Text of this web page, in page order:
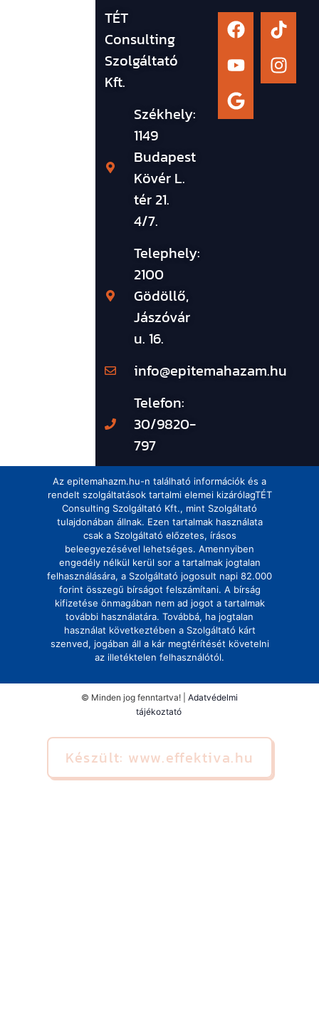
TÉT
Consulting
Szolgáltató
Kft.
Székhely:
1149
Budapest
Kövér L.
tér 21.
4/7.
Telephely:
2100
Gödöllő,
Jászóvár
u. 16.
info@epitemahazam.hu
Telefon:
30/9820-
797
Az epitemahazm.hu-n található információk és a
rendelt szolgáltatások tartalmi elemei kizárólagTÉT
Consulting Szolgáltató Kft., mint Szolgáltató
tulajdonában állnak. Ezen tartalmak használata
csak a Szolgáltató előzetes, írásos
beleegyezésével lehetséges. Amennyiben
engedély nélkül kerül sor a tartalmak jogtalan
felhasználására, a Szolgáltató jogosult napi 82.000
forint összegű bírságot felszámítani. A bírság
kifizetése önmagában nem ad jogot a tartalmak
további használatára. Továbbá, ha jogtalan
használat következtében a Szolgáltató kárt
szenved, jogában áll a kár megtérítését követelni
az illetéktelen felhasználótól.
© Minden jog fenntartva! | Adatvédelmi
tájékoztató
Készült: www.effektiva.hu